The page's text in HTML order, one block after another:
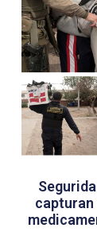
capturan